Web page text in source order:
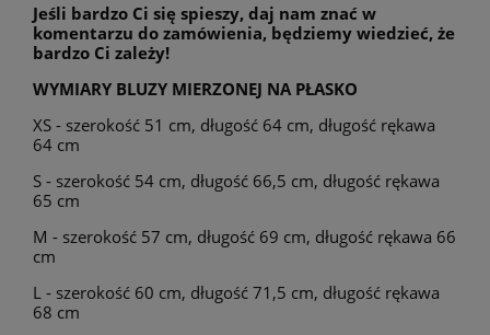
Jeśli bardzo Ci się spieszy, daj nam znać w
komentarzu do zamówienia, będziemy wiedzieć, że
bardzo Ci zależy!
WYMIARY BLUZY MIERZONEJ NA PŁASKO
XS - szerokość 51 cm, długość 64 cm, długość rękawa
64 cm
S - szerokość 54 cm, długość 66,5 cm, długość rękawa
65 cm
M - szerokość 57 cm, długość 69 cm, długość rękawa 66
cm
L - szerokość 60 cm, długość 71,5 cm, długość rękawa
68 cm